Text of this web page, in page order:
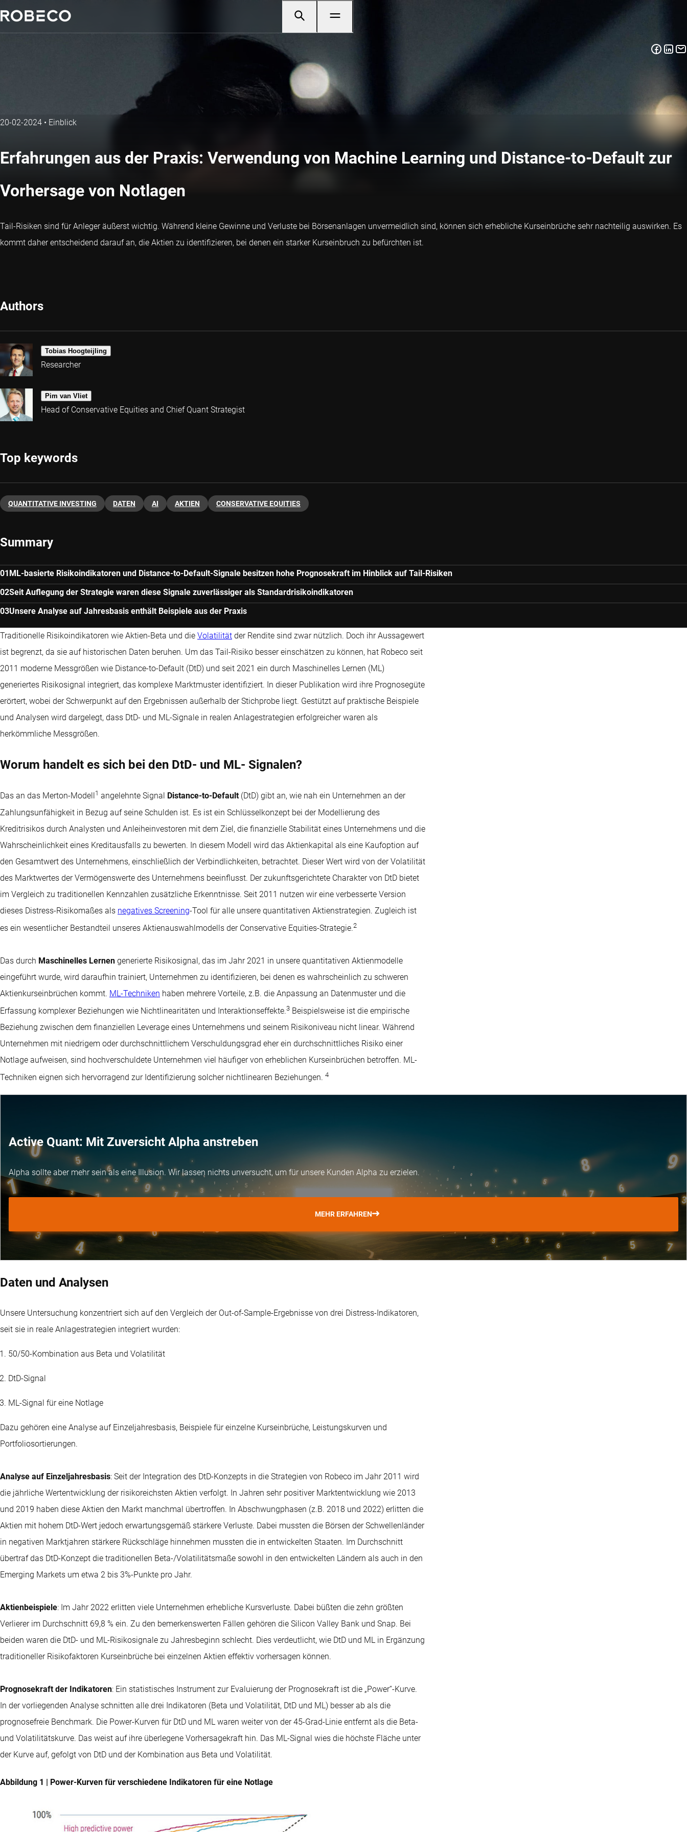
20-02-2024 • Einblick
Erfahrungen aus der Praxis: Verwendung von Machine Learning und Distance-to-Default zur
Vorhersage von Notlagen
Tail-Risiken sind für Anleger äußerst wichtig. Während kleine Gewinne und Verluste bei Börsenanlagen unvermeidlich sind, können sich erhebliche Kurseinbrüche sehr nachteilig auswirken. Es
kommt daher entscheidend darauf an, die Aktien zu identifizieren, bei denen ein starker Kurseinbruch zu befürchten ist.
Authors
Tobias Hoogteijling
Researcher
Pim van Vliet
Head of Conservative Equities and Chief Quant Strategist
Top keywords
QUANTITATIVE INVESTING DATEN AI AKTIEN CONSERVATIVE EQUITIES
Summary
ML-basierte Risikoindikatoren und Distance-to-Default-Signale besitzen hohe Prognosekraft im Hinblick auf Tail-Risiken
Seit Auflegung der Strategie waren diese Signale zuverlässiger als Standardrisikoindikatoren
Unsere Analyse auf Jahresbasis enthält Beispiele aus der Praxis
Traditionelle Risikoindikatoren wie Aktien-Beta und die Volatilität der Rendite sind zwar nützlich. Doch ihr Aussagewert
ist begrenzt, da sie auf historischen Daten beruhen. Um das Tail-Risiko besser einschätzen zu können, hat Robeco seit
2011 moderne Messgrößen wie Distance-to-Default (DtD) und seit 2021 ein durch Maschinelles Lernen (ML)
generiertes Risikosignal integriert, das komplexe Marktmuster identifiziert. In dieser Publikation wird ihre Prognosegüte
erörtert, wobei der Schwerpunkt auf den Ergebnissen außerhalb der Stichprobe liegt. Gestützt auf praktische Beispiele
und Analysen wird dargelegt, dass DtD- und ML-Signale in realen Anlagestrategien erfolgreicher waren als
herkömmliche Messgrößen.
Worum handelt es sich bei den DtD- und ML- Signalen?
Das an das Merton-Modell 1 angelehnte Signal Distance-to-Default(DtD) gibt an, wie nah ein Unternehmen an der
Zahlungsunfähigkeit in Bezug auf seine Schulden ist. Es ist ein Schlüsselkonzept bei der Modellierung des
Kreditrisikos durch Analysten und Anleiheinvestoren mit dem Ziel, die finanzielle Stabilität eines Unternehmens und die
Wahrscheinlichkeit eines Kreditausfalls zu bewerten. In diesem Modell wird das Aktienkapital als eine Kaufoption auf
den Gesamtwert des Unternehmens, einschließlich der Verbindlichkeiten, betrachtet. Dieser Wert wird von der Volatilität
des Marktwertes der Vermögenswerte des Unternehmens beeinflusst. Der zukunftsgerichtete Charakter von DtD bietet
im Vergleich zu traditionellen Kennzahlen zusätzliche Erkenntnisse. Seit 2011 nutzen wir eine verbesserte Version
dieses Distress-Risikomaßes als negatives Screening-Tool für alle unsere quantitativen Aktienstrategien. Zugleich ist
es ein wesentlicher Bestandteil unseres Aktienauswahlmodells der Conservative Equities-Strategie.2
Das durch Maschinelles Lernen generierte Risikosignal, das im Jahr 2021 in unsere quantitativen Aktienmodelle
eingeführt wurde, wird daraufhin trainiert, Unternehmen zu identifizieren, bei denen es wahrscheinlich zu schweren
Aktienkurseinbrüchen kommt. ML-Techniken haben mehrere Vorteile, z.B. die Anpassung an Datenmuster und die
Erfassung komplexer Beziehungen wie Nichtlinearitäten und Interaktionseffekte.3 Beispielsweise ist die empirische
Beziehung zwischen dem finanziellen Leverage eines Unternehmens und seinem Risikoniveau nicht linear. Während
Unternehmen mit niedrigem oder durchschnittlichem Verschuldungsgrad eher ein durchschnittliches Risiko einer
Notlage aufweisen, sind hochverschuldete Unternehmen viel häufiger von erheblichen Kurseinbrüchen betroffen. ML-
Techniken eignen sich hervorragend zur Identifizierung solcher nichtlinearen Beziehungen. 4
Active Quant: Mit Zuversicht Alpha anstreben
Alpha sollte aber mehr sein als eine Illusion. Wir lassen nichts unversucht, um für unsere Kunden Alpha zu erzielen.
MEHR ERFAHREN
Daten und Analysen
Unsere Untersuchung konzentriert sich auf den Vergleich der Out-of-Sample-Ergebnisse von drei Distress-Indikatoren,
seit sie in reale Anlagestrategien integriert wurden:
50/50-Kombination aus Beta und Volatilität
DtD-Signal
ML-Signal für eine Notlage
Dazu gehören eine Analyse auf Einzeljahresbasis, Beispiele für einzelne Kurseinbrüche, Leistungskurven und
Portfoliosortierungen.
Analyse auf Einzeljahresbasis: Seit der Integration des DtD-Konzepts in die Strategien von Robeco im Jahr 2011 wird
die jährliche Wertentwicklung der risikoreichsten Aktien verfolgt. In Jahren sehr positiver Marktentwicklung wie 2013
und 2019 haben diese Aktien den Markt manchmal übertroffen. In Abschwungphasen (z.B. 2018 und 2022) erlitten die
Aktien mit hohem DtD-Wert jedoch erwartungsgemäß stärkere Verluste. Dabei mussten die Börsen der Schwellenländer
in negativen Marktjahren stärkere Rückschläge hinnehmen mussten die in entwickelten Staaten. Im Durchschnitt
übertraf das DtD-Konzept die traditionellen Beta-/Volatilitätsmaße sowohl in den entwickelten Ländern als auch in den
Emerging Markets um etwa 2 bis 3%-Punkte pro Jahr.
Aktienbeispiele: Im Jahr 2022 erlitten viele Unternehmen erhebliche Kursverluste. Dabei büßten die zehn größten
Verlierer im Durchschnitt 69,8 % ein. Zu den bemerkenswerten Fällen gehören die Silicon Valley Bank und Snap. Bei
beiden waren die DtD- und ML-Risikosignale zu Jahresbeginn schlecht. Dies verdeutlicht, wie DtD und ML in Ergänzung
traditioneller Risikofaktoren Kurseinbrüche bei einzelnen Aktien effektiv vorhersagen können.
Prognosekraft der Indikatoren: Ein statistisches Instrument zur Evaluierung der Prognosekraft ist die „Power“-Kurve.
In der vorliegenden Analyse schnitten alle drei Indikatoren (Beta und Volatilität, DtD und ML) besser ab als die
prognosefreie Benchmark. Die Power-Kurven für DtD und ML waren weiter von der 45-Grad-Linie entfernt als die Beta-
und Volatilitätskurve. Das weist auf ihre überlegene Vorhersagekraft hin. Das ML-Signal wies die höchste Fläche unter
der Kurve auf, gefolgt von DtD und der Kombination aus Beta und Volatilität.
Abbildung 1 | Power-Kurven für verschiedene Indikatoren für eine Notlage